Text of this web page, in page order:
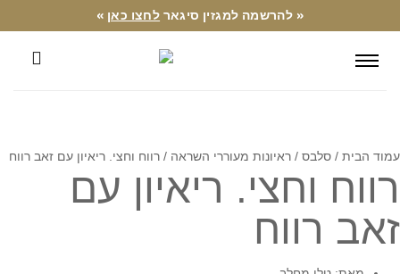
« להרשמה למגזין סיגאר לחצו כאן »
עמוד הבית / סלבס / ראיונות מעוררי השראה / רווח וחצי. ריאיון עם זאב רווח
רווח וחצי. ריאיון עם
זאב רווח